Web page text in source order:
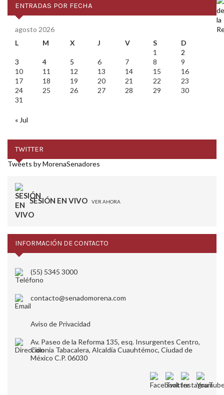
ENTRADAS POR FECHA
agosto 2026
L
M X J V S
D
1
2
3
4 5 6 7 8
9
10
11 12 13 14 15
16
17
18 19 20 21 22
23
24
25 26 27 28 29
30
31
« Jul
TWITTER
Tweets by MorenaSenadores
SESIÓN EN VIVO VER AHORA
INFORMACIÓN DE CONTACTO
(55) 5345 3000
contacto@senadomorena.com
Aviso de Privacidad
Av. Paseo de la Reforma 135, esq. Insurgentes Centro,
Colonia Tabacalera, Alcaldía Cuauhtémoc, Ciudad de
México C.P. 06030